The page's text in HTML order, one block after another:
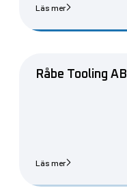
Läs mer
Råbe Tooling AB
Läs mer